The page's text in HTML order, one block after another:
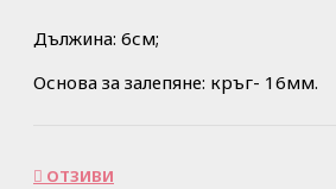
Дължина: 6см;
Основа за залепяне: кръг- 16мм.
ОТЗИВИ